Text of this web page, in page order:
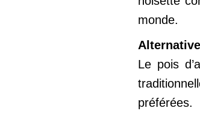
monde.
Le pois
préférées.